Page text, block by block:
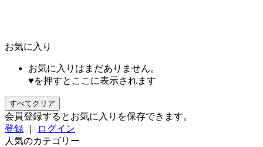
お気に入り
お気に入りはまだありません。
♥を押すとここに表示されます
すべてクリア
会員登録するとお気に入りを保存できます。
登録
ログイン
人気のカテゴリー